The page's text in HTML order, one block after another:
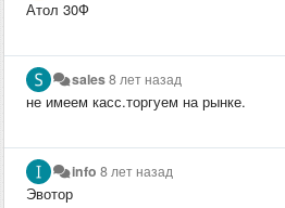
Атол 30Ф
sales8 лет назад
не имеем касс.торгуем на рынке.
info 8 лет назад
Эвотор